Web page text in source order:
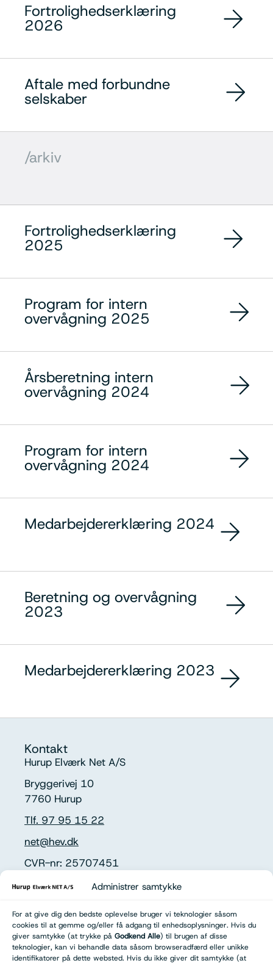
Administrer samtykke
For at give dig den bedste oplevelse bruger vi teknologier såsom
cookies til at gemme og/eller få adgang til enhedsoplysninger. Hvis du
giver samtykke (at trykke på Godkend Alle) til brugen af disse
teknologier, kan vi behandle data såsom browseradfærd eller unikke
identifikatorer på dette websted. Hvis du ikke giver dit samtykke (at
Fortrolighedserklæring
2026
Aftale med forbundne
selskaber
/arkiv
Fortrolighedserklæring
2025
Program for intern
overvågning 2025
Årsberetning intern
overvågning 2024
Program for intern
overvågning 2024
Medarbejdererklæring 2024
Beretning og overvågning
2023
Medarbejdererklæring 2023
Kontakt
Hurup Elværk Net A/S
Bryggerivej 10
7760 Hurup
Tlf. 97 95 15 22
net@hev.dk
CVR-nr: 25707451
Kontorets åbningstider
Fredag 8.00 - 13.00
Telefonens åbningstider